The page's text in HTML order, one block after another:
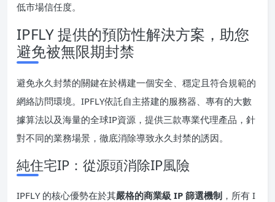
低市場信任度。
IPFLY 提供的預防性解決方案，助您
避免被無限期封禁
避免永久封禁的關鍵在於構建一個安全、穩定且符合規範的
網絡訪問環境。IPFLY依託自主搭建的服務器、專有的大數
據算法以及海量的全球IP資源，提供三款專業代理產品，針
對不同的業務場景，徹底消除導致永久封禁的誘因。
純住宅IP：從源頭消除IP風險
IPFLY 的核心優勢在於其嚴格的商業級 IP 篩選機制 ，所有 I